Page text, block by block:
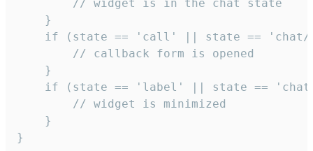
        // widget is in the chat state
    }
if (state == 'call' || state ==
        // callback form is opened
    }
if (state == 'label' || state ==
        // widget is minimized
    }
}